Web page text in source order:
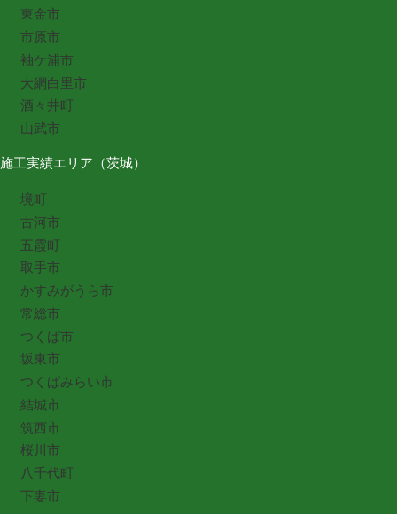
東金市
市原市
袖ケ浦市
大網白里市
酒々井町
山武市
施工実績エリア（茨城）
境町
古河市
五霞町
取手市
かすみがうら市
常総市
つくば市
坂東市
つくばみらい市
結城市
筑西市
桜川市
八千代町
下妻市